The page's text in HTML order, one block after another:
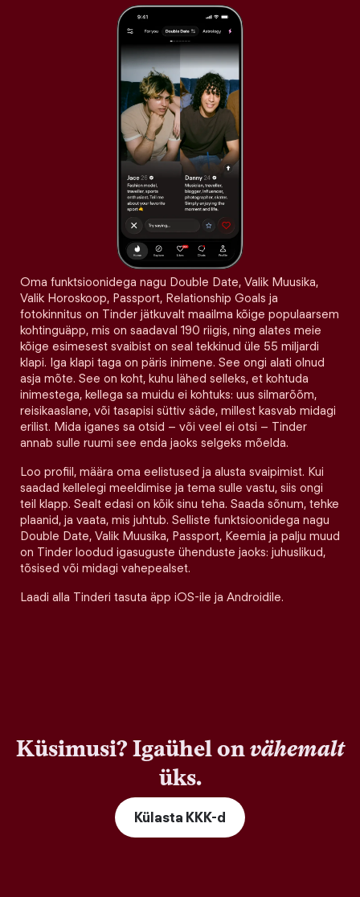
Oma funktsioonidega nagu Double Date, Valik Muusika,
Valik Horoskoop, Passport, Relationship Goals ja
fotokinnitus on Tinder jätkuvalt maailma kõige populaarsem
kohtinguäpp, mis on saadaval 190 riigis, ning alates meie
kõige esimesest svaibist on seal tekkinud üle 55 miljardi
klapi. Iga klapi taga on päris inimene. See ongi alati olnud
asja mõte. See on koht, kuhu lähed selleks, et kohtuda
inimestega, kellega sa muidu ei kohtuks: uus silmarõõm,
reisikaaslane, või tasapisi süttiv säde, millest kasvab midagi
erilist. Mida iganes sa otsid – või veel ei otsi – Tinder
annab sulle ruumi see enda jaoks selgeks mõelda.
Loo profiil, määra oma eelistused ja alusta svaipimist. Kui
saadad kellelegi meeldimise ja tema sulle vastu, siis ongi
teil klapp. Sealt edasi on kõik sinu teha. Saada sõnum, tehke
plaanid, ja vaata, mis juhtub. Selliste funktsioonidega nagu
Double Date, Valik Muusika, Passport, Keemia ja palju muud
on Tinder loodud igasuguste ühenduste jaoks: juhuslikud,
tõsised või midagi vahepealset.
Laadi alla Tinderi tasuta äpp iOS-ile ja Androidile.
Küsimusi? Igaühel onvähemalt
üks.
Külasta KKK-d